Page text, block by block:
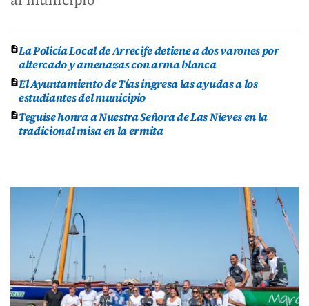
La Policía Local de Arrecife detiene a dos varones por
altercado y amenazas con arma blanca
El Ayuntamiento de Tías ingresa las ayudas a los
estudiantes del municipio
Teguise honra a Nuestra Señora de Las Nieves en la
tradicional misa en la ermita